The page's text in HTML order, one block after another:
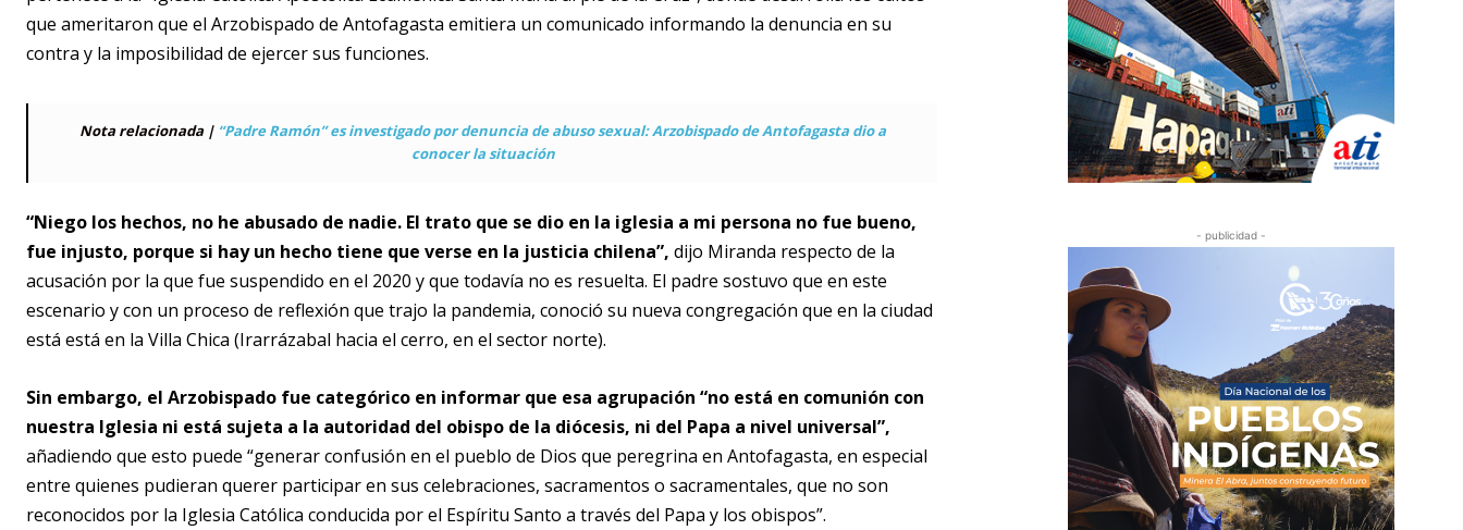
que ameritaron que el Arzobispado de Antofagasta emitiera un comunicado informando la denuncia en su
contra y la imposibilidad de ejercer sus funciones.
Nota relacionada | “Padre Ramón” es investigado por denuncia de abuso sexual: Arzobispado de Antofagasta dio a
conocer la situación
“Niego los hechos, no he abusado de nadie. El trato que se dio en la iglesia a mi persona no fue bueno,
fue injusto, porque si hay un hecho tiene que verse en la justicia chilena”, dijo Miranda respecto de la
acusación por la que fue suspendido en el 2020 y que todavía no es resuelta. El padre sostuvo que en este
escenario y con un proceso de reflexión que trajo la pandemia, conoció su nueva congregación que en la ciudad
está está en la Villa Chica (Irarrázabal hacia el cerro, en el sector norte).
Sin embargo, el Arzobispado fue categórico en informar que esa agrupación “no está en comunión con
nuestra Iglesia ni está sujeta a la autoridad del obispo de la diócesis, ni del Papa a nivel universal”,
añadiendo que esto puede “generar confusión en el pueblo de Dios que peregrina en Antofagasta, en especial
entre quienes pudieran querer participar en sus celebraciones, sacramentos o sacramentales, que no son
reconocidos por la Iglesia Católica conducida por el Espíritu Santo a través del Papa y los obispos”.
- publicidad -